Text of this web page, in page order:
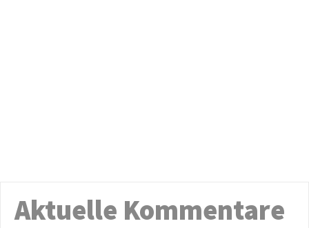
Aktuelle Kommentare